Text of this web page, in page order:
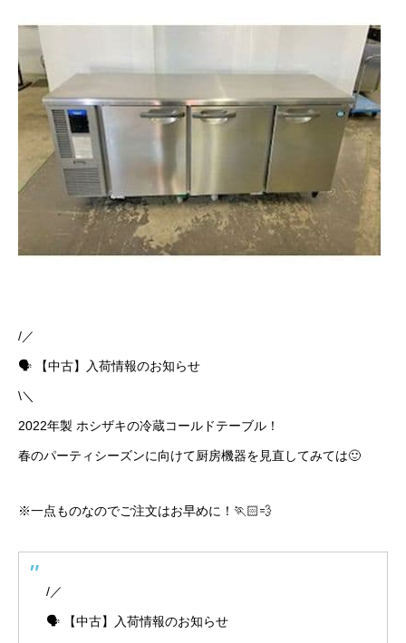
/／
🗣 【中古】入荷情報のお知らせ
\＼
2022年製 ホシザキの冷蔵コールドテーブル！
春のパーティシーズンに向けて厨房機器を見直してみては🙂
※一点ものなのでご注文はお早めに！🏃🏻💨
/／
🗣 【中古】入荷情報のお知らせ